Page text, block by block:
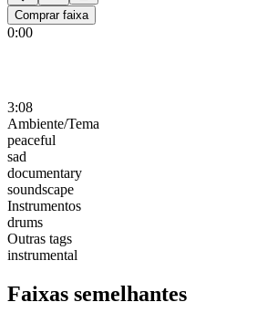
Comprar faixa
0:00
3:08
Ambiente/Tema
peaceful
sad
documentary
soundscape
Instrumentos
drums
Outras tags
instrumental
Faixas semelhantes